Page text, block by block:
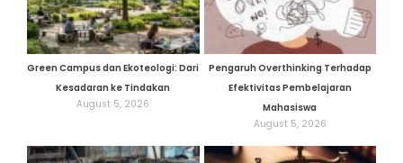
Green Campus dan Ekoteologi: Dari
Kesadaran ke Tindakan
August 5, 2026
Pengaruh Overthinking Terhadap
Efektivitas Pembelajaran
Mahasiswa
August 5, 2026